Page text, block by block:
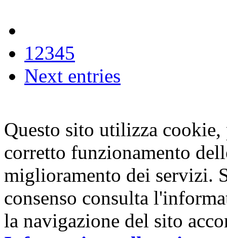
12345
Next entries
Questo sito utilizza
corretto funzionamento
miglioramento dei servizi.
consenso consulta
la navigazione del sito